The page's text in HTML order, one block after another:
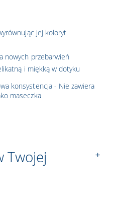
jej koloryt
nowych przebarwień
i miękką w dotyku
konsystencja - Nie zawiera
maseczka
Twojej